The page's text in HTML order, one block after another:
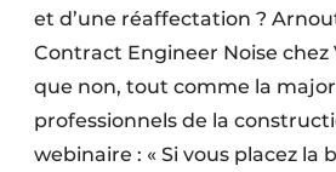
et d’une réaffectation ?
Contract Engineer Noise chez
que non, tout comme la
professionnels de la
webinaire : « Si vous placez la